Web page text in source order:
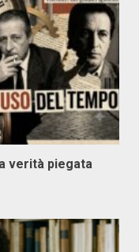
verità piegata